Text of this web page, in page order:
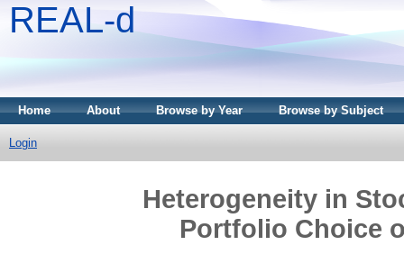
REAL-d
Home About Browse by Year Browse by Subject
Login
Heterogeneity in
Portfolio Choice